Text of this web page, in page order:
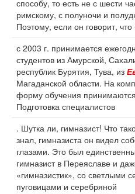
способу, то есть не с шести
римскому, с полуночи и
Поэтому, если он говорит,
с 2003 г. принимается
студентов из Амурской,
республик Бурятия, Тува, из
Магаданской области. На
форму обучения
Подготовка специалистов
. Шутка ли, гимназист! Что
знал, гимназиста он видел
глазами. Это был
гимназист в Переяславе и
«гимназистик», со светлыми
пуговицами и серебряной